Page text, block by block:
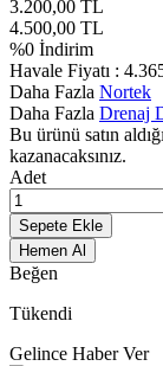
3.200,00 TL
4.500,00 TL
%0 İndirim
Havale Fiyatı :
Daha Fazla Nortek
Daha Fazla Drenaj
Bu ürünü satın
kazanacaksınız.
Adet
Sepete Ekle
Hemen Al
Beğen
Tükendi
Gelince Haber Ver